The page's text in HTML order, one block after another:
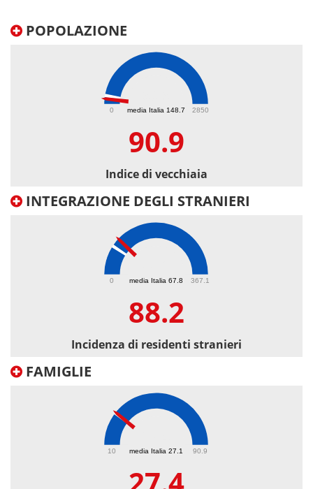
POPOLAZIONE
media Italia 148.7
0 2850
90.9
Indice di vecchiaia
INTEGRAZIONE DEGLI STRANIERI
media Italia 67.8
0 367.1
88.2
Incidenza di residenti stranieri
FAMIGLIE
media Italia 27.1
10 90.9